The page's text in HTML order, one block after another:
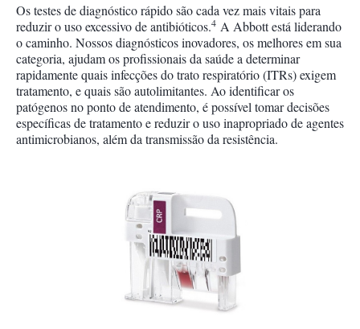
Os testes de diagnóstico rápido são cada vez mais vitais para
reduzir o uso excessivo de antibióticos.4 A Abbott está liderando
o caminho. Nossos diagnósticos inovadores, os melhores em sua
categoria, ajudam os profissionais da saúde a determinar
rapidamente quais infecções do trato respiratório (ITRs) exigem
tratamento, e quais são autolimitantes. Ao identificar os
patógenos no ponto de atendimento, é possível tomar decisões
específicas de tratamento e reduzir o uso inapropriado de agentes
antimicrobianos, além da transmissão da resistência.